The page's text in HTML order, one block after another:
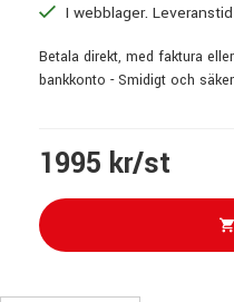
I webblager.
Betala direkt, med faktura
bankkonto - Smidigt och
1995 kr/st